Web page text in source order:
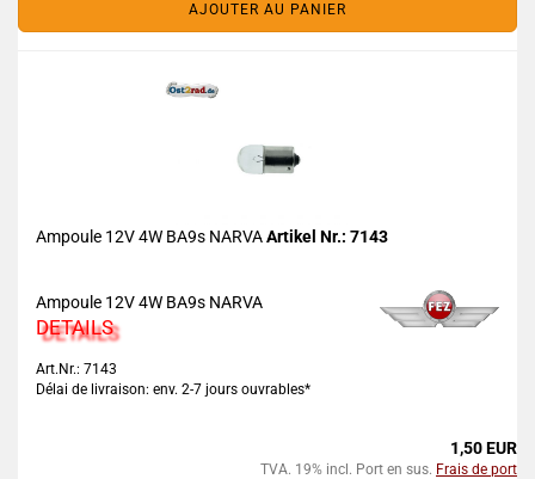
AJOUTER AU PANIER
Ampoule 12V 4W BA9s NARVAArtikel Nr.: 7143
Ampoule 12V 4W BA9s NARVA
DETAILS
Art.Nr.: 7143
Délai de livraison: env. 2-7 jours ouvrables*
1,50 EUR
TVA. 19% incl. Port en sus. Frais de port